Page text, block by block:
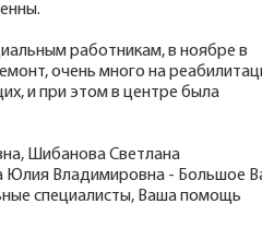
работникам, в ноябре в
очень много на
и при этом в центре была
Шибанова Светлана
Юлия Владимировна - Большое
специалисты, Ваша помощь